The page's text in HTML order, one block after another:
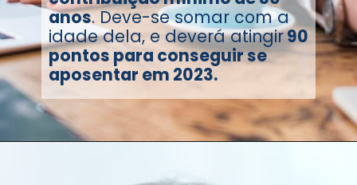
anos. Deve-se somar com a
idade dela, e deverá atingir90
pontos para conseguir se
aposentar em 2023.